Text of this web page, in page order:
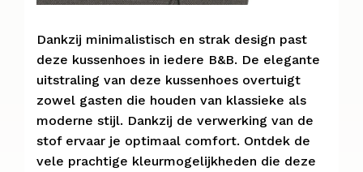
Dankzij minimalistisch en strak design past
deze kussenhoes in iedere B&B. De elegante
uitstraling van deze kussenhoes overtuigt
zowel gasten die houden van klassieke als
moderne stijl. Dankzij de verwerking van de
stof ervaar je optimaal comfort. Ontdek de
vele prachtige kleurmogelijkheden die deze